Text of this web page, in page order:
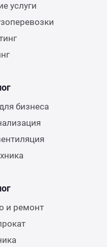
услуги
бизнеса
и ремонт